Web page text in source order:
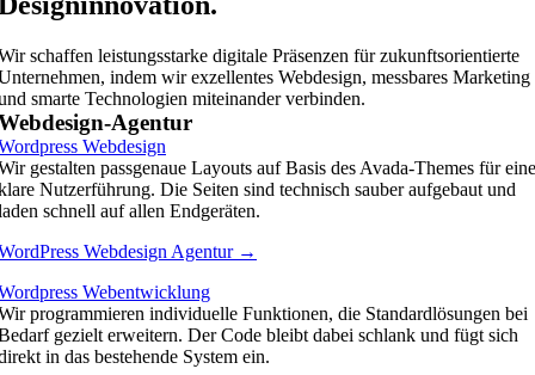
schaffen leistungsstarke digitale Präsenzen für zukunftsorientierte
indem wir exzellentes Webdesign, messbares Marketing
smarte Technologien miteinander verbinden.
Agentur
Webdesign
gestalten passgenaue Layouts auf Basis des Avada-Themes für eine
Nutzerführung. Die Seiten sind technisch sauber aufgebaut und
schnell auf allen Endgeräten.
Webdesign Agentur →
Webentwicklung
programmieren individuelle Funktionen, die Standardlösungen bei
gezielt erweitern. Der Code bleibt dabei schlank und fügt sich
in das bestehende System ein.